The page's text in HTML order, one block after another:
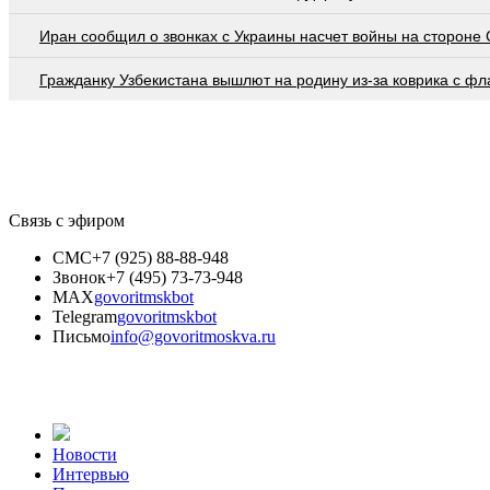
Иран сообщил о звонках с Украины насчет войны на
Гражданку Узбекистана вышлют на родину из-за коврика с
Связь с эфиром
СМС+7 (925) 88-88-948
Звонок+7 (495) 73-73-948
MAXgovoritmskbot
Telegramgovoritmskbot
Письмоinfo@govoritmoskva.ru
Новости
Интервью